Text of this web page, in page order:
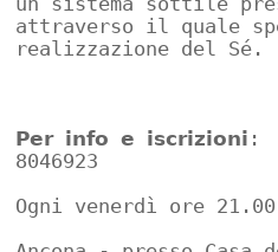
attraverso il quale
realizzazione del Sé.
𝗣𝗲𝗿 𝗶𝗻𝗳𝗼 𝗲
8046923
Ogni venerdì ore 21.00